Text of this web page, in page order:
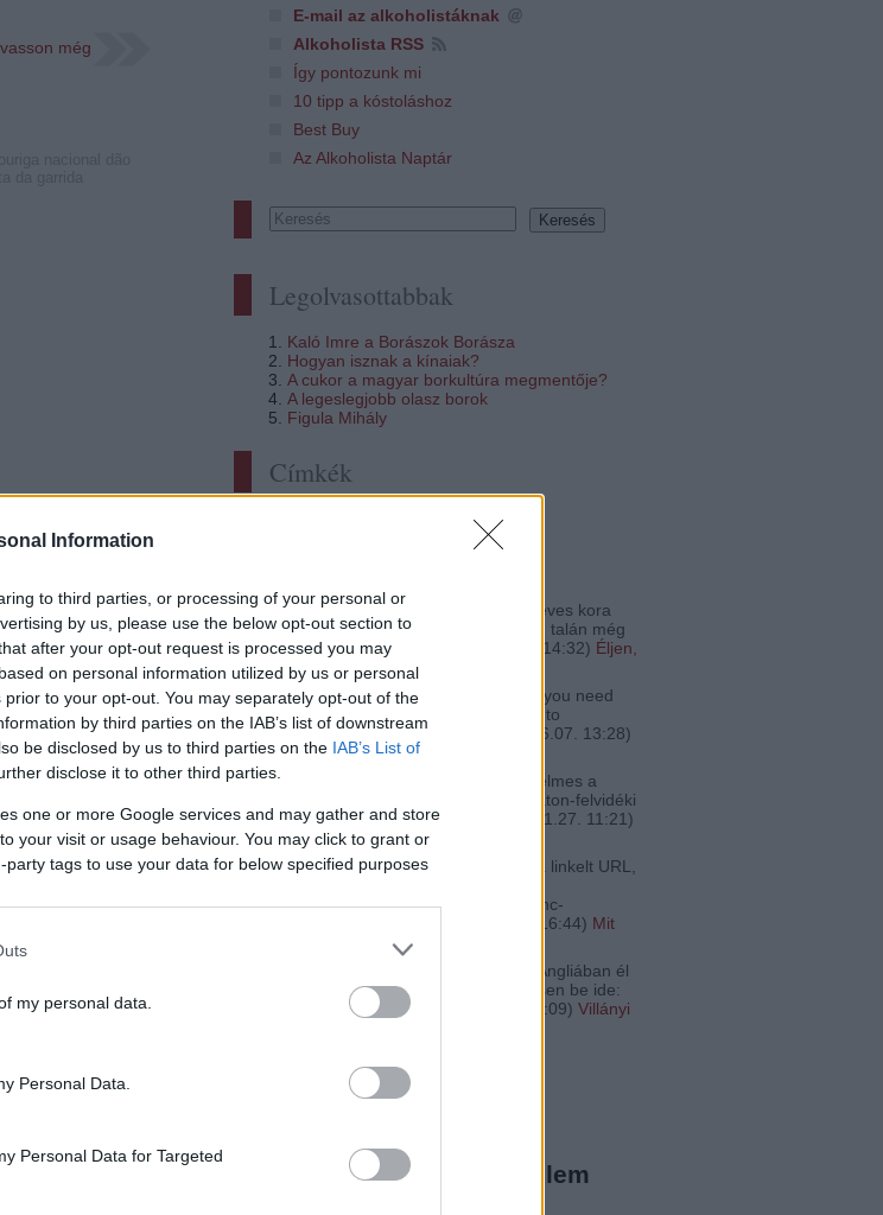
Information
to third parties, or processing of your personal or
by us, please use the below opt-out section to
after your opt-out request is processed you may
on personal information utilized by us or personal
to your opt-out. You may separately opt-out of the
by third parties on the IAB’s list of downstream
be disclosed by us to third parties on the IAB’s List of
disclose it to other third parties.
one or more Google services and may gather and store
your visit or usage behaviour. You may click to grant or
tags to use your data for below specified purposes
my personal data.
Personal Data.
Personal Data for Targeted
E-mail az alkoholistáknak
Alkoholista RSS
Így pontozunk mi
10 tipp a kóstoláshoz
Best Buy
Az Alkoholista Naptár
Legolvasottabbak
Kaló Imre a Borászok Borásza
Hogyan isznak a kínaiak?
A cukor a magyar borkultúra megmentője?
A legeslegjobb olasz borok
Figula Mihály
Címkék
elzee:Ma kóstoltam a bort... 19 éves kora
ellenére tökéletes állapotban van, talán még
mindig nincs a cs...
2022.12.25. 14:32) Éljen,
itt a legdrágább vörös!
Didier Pénine:@alföldimerlot: If you need
personalised Champagne just go to
sayitwithchampers.co.uk
2020.06.07. 13:28)
Rizlingek az óceánon túlról
Én most lettem szerelmes a
zweigelt-be. Itta már valaki a Balaton-felvidéki
Somodi Zsolt Borászat ...
2018.11.27. 11:21)
A világ legjobb zweigeltjei
gbsz:A lecsós kép forrása nem a linkelt URL,
www.gabojsza.hu/2007/07/kedvenc-
2017.02.21. 16:44) Mit
igyunk a lecsóhoz?
@fakanalhos: Aki pedig Angliában él
és magyar borra szomjas, az lessen be ide:
<a href="http://...
2016.01.31. 16:09) Villányi
Nincs megjeleníthető elem
még